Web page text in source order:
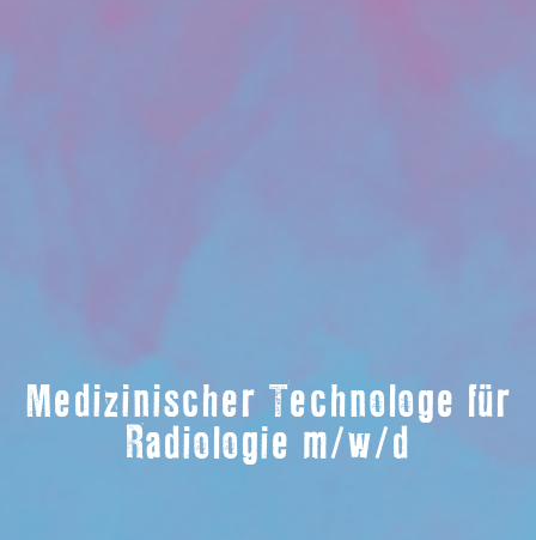
Medizinischer Technologe für
Radiologie m/w/d